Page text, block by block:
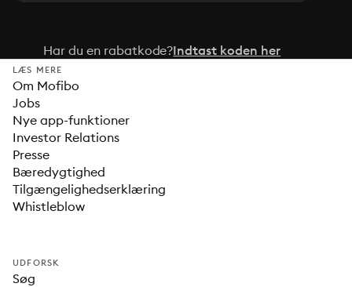
Har du en rabatkode?Indtast koden her
LÆS MERE
Om Mofibo
Jobs
Nye app-funktioner
Investor Relations
Presse
Bæredygtighed
Tilgængelighedserklæring
Whistleblow
UDFORSK
Søg